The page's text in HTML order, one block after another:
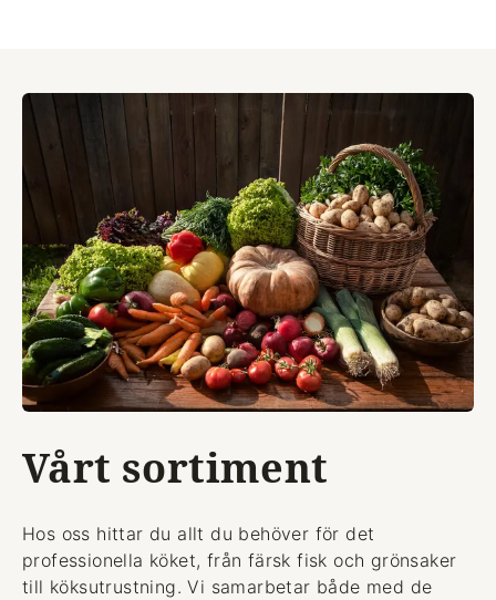
Vårt sortiment
Hos oss hittar du allt du behöver för det
professionella köket, från färsk fisk och grönsaker
till köksutrustning. Vi samarbetar både med de